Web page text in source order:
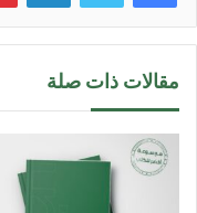
مقالات ذات صلة